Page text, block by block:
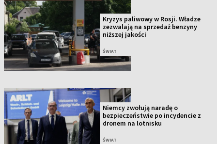
Kryzys paliwowy w Rosji. Władze
zezwalają na sprzedaż benzyny
niższej jakości
ŚWIAT
Niemcy zwołują naradę o
bezpieczeństwie po incydencie z
dronem na lotnisku
ŚWIAT